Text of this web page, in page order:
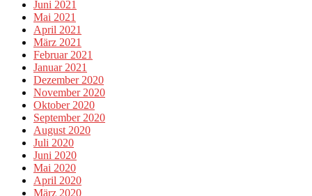
Juni 2021
Mai 2021
April 2021
März 2021
Februar 2021
Januar 2021
Dezember 2020
November 2020
Oktober 2020
September 2020
August 2020
Juli 2020
Juni 2020
Mai 2020
April 2020
März 2020